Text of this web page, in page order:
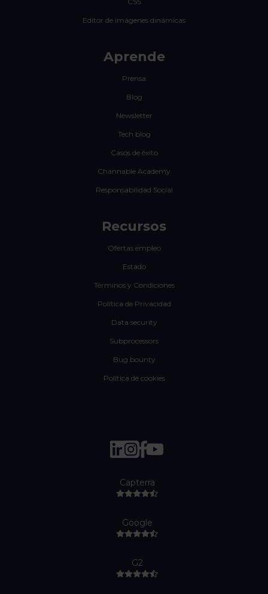
Editor de imágenes dinámicas
Aprende
Prensa
Blog
Newsletter
Tech blog
Casos de éxito
Channable Academy
Responsabilidad Social
Recursos
Ofertas empleo
Estado
Términos y Condiciones
Política de Privacidad
Data security
Subprocessors
Bug bounty
Política de cookies
Capterra
Google
G2